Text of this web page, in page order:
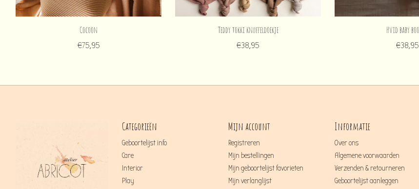
Cocoon
€75,95
Teddy tokki knuffeldoekje
€38,95
Hvid baby
€38,95
Categorieën
Geboortelijst info
Care
Interior
Play
Mijn account
Registreren
Mijn bestellingen
Mijn geboortelijst favorieten
Mijn verlanglijst
Informatie
Over ons
Algemene voorwaarden
Verzenden & retourneren
Geboortelijst aanleggen